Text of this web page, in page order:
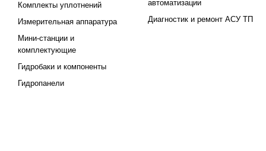
Комплекты уплотнений
Измерительная аппаратура
Мини-станции и
комплектующие
Гидробаки и компоненты
Гидропанели
автоматизации
Диагностик и ремонт АСУ ТП